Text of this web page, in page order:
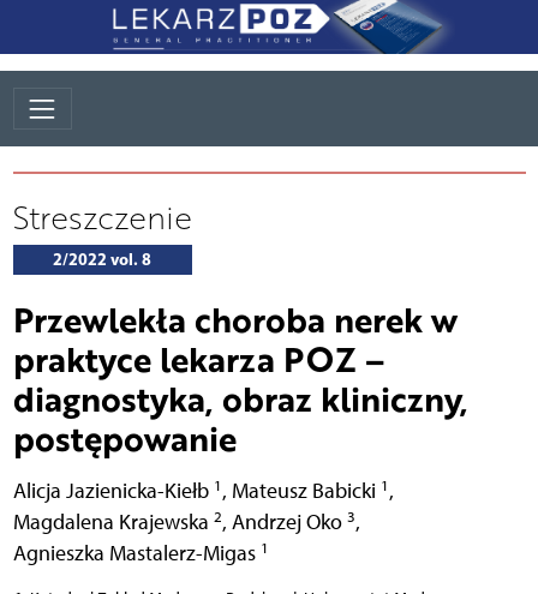
Streszczenie
2/2022 vol. 8
Przewlekła choroba nerek w
praktyce lekarza POZ –
diagnostyka, obraz kliniczny,
postępowanie
Alicja Jazienicka-Kiełb 1 , Mateusz Babicki 1 ,
Magdalena Krajewska 2, Andrzej Oko 3,
Agnieszka Mastalerz-Migas 1